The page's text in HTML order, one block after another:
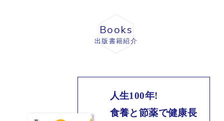
Books
出版書籍紹介
人生100年!
食養と節薬で健康長